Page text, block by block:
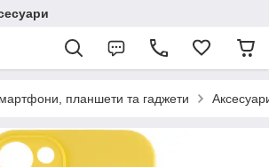
планшети та гаджети